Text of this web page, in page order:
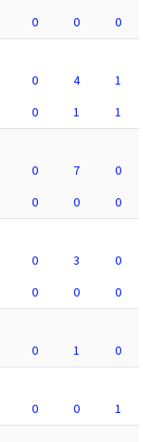
0 0
0
0 4
1
0 1
1
0 7
0
0 0
0
0 3
0
0 0
0
0 1
0
0 0
1